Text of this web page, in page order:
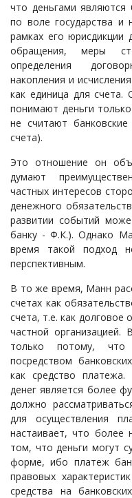
что деньгами
по воле государства и
рамках его юрисдикции
обращения, меры
определения
накопления и
как единица для
понимают деньги
не считают банковские
счета).
Это отношение он
думают
частных интересов
денежного
развитии событий
банку - Ф.К.). Однако
время такой подход
перспективным.
В то же время, Манн
счетах как
счета, т.е. как долговое
частной организацией.
только потому,
посредством
как средство платежа.
денег является более
должно
для осуществления
настаивает, что более
том, что деньги могут
форме, ибо платеж
правовых
средства на